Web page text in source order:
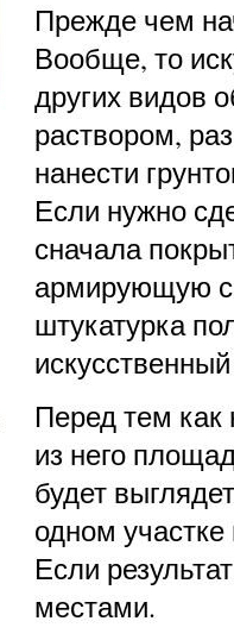
Прежде чем
Вообще, то
других видов
раствором,
нанести
Если нужно
сначала
армирующую
штукатурка
Перед тем как
из него
будет
одном
Если
местами.